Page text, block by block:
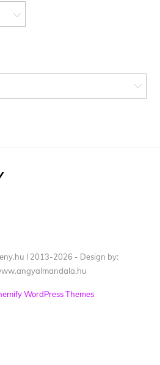
I 2013-2026 - Design by:
WordPress Themes